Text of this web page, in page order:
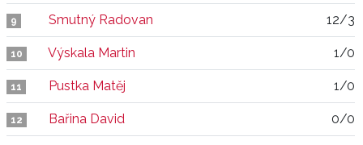
9 Smutný Radovan 12/3
10 Výskala Martin 1/0
11 Pustka Matěj 1/0
12 Bařina David 0/0